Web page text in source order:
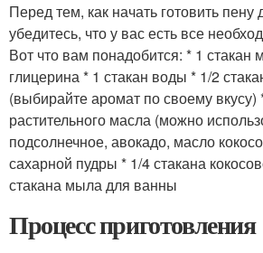
Перед тем, как начать готовить
убедитесь, что у вас есть все
Вот что вам понадобится: * 1
глицерина * 1 стакан воды * 1/2
(выбирайте аромат по своему вкусу)
растительного масла (можно
подсолнечное, авокадо, масло
сахарной пудры * 1/4 стакана
стакана мыла для ванны
Процесс приготовления